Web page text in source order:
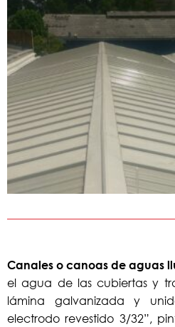
Canales o canoas de aguas
el agua de las cubiertas y
lámina galvanizada y
electrodo revestido 3/32”,